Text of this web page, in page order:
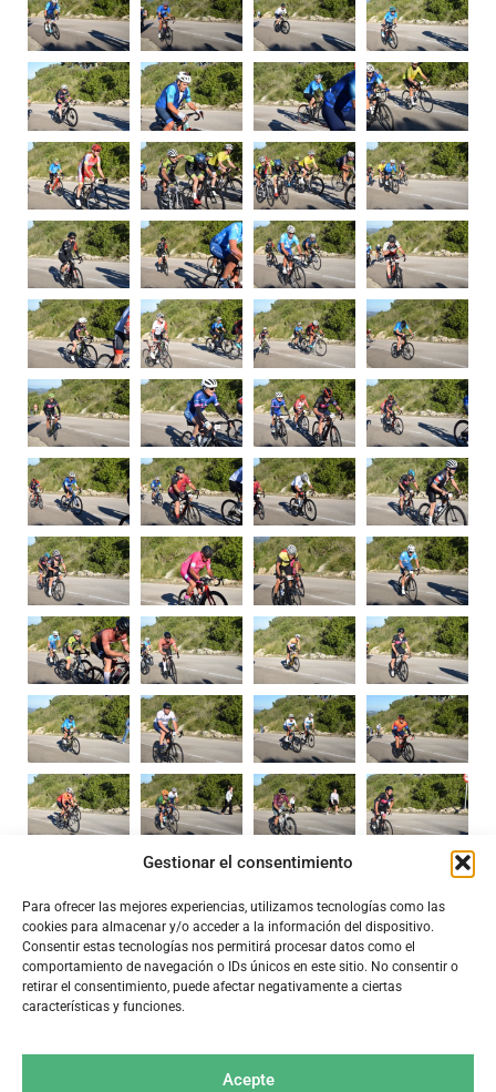
Gestionar el consentimiento
Para ofrecer las mejores experiencias, utilizamos tecnologías como las
cookies para almacenar y/o acceder a la información del dispositivo.
Consentir estas tecnologías nos permitirá procesar datos como el
comportamiento de navegación o IDs únicos en este sitio. No consentir o
retirar el consentimiento, puede afectar negativamente a ciertas
características y funciones.
Acepte